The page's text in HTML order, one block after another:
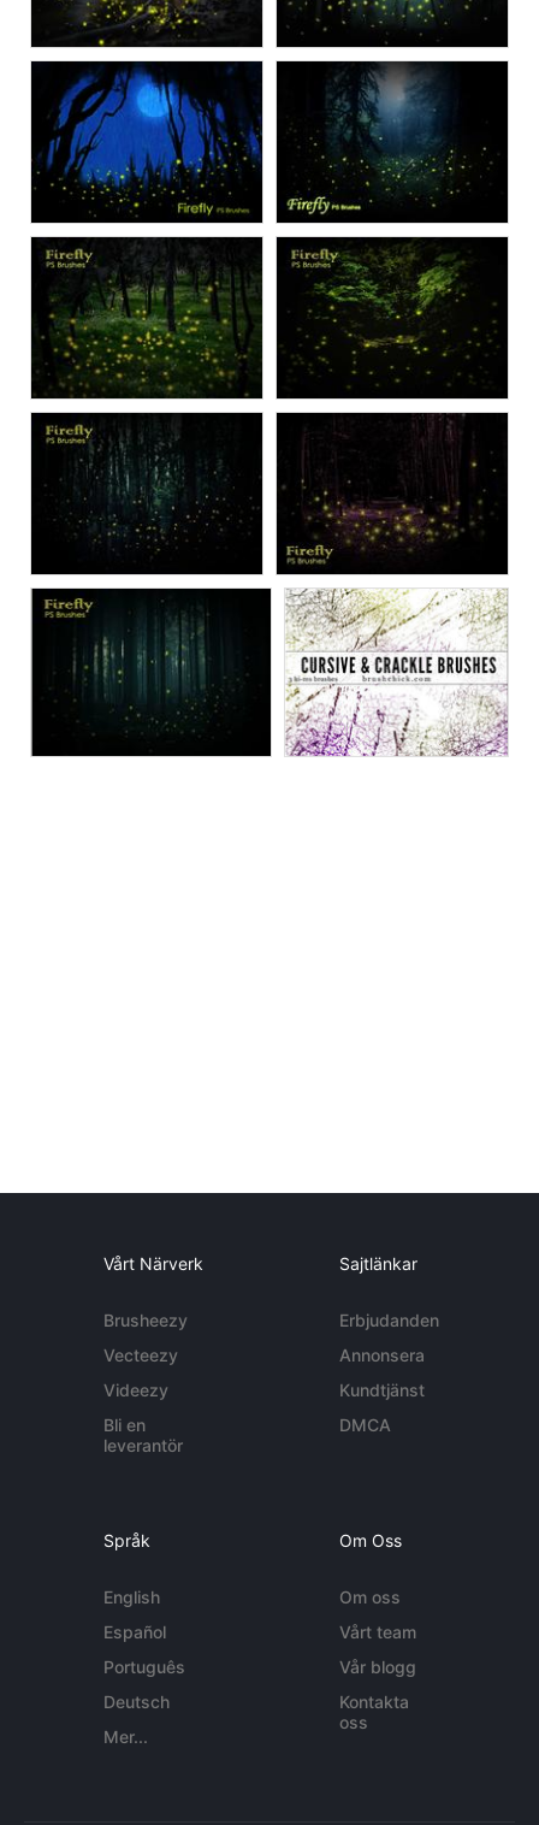
Vårt Närverk
Brusheezy
Vecteezy
Videezy
Bli en
leverantör
Sajtlänkar
Erbjudanden
Annonsera
Kundtjänst
DMCA
Språk
English
Español
Português
Deutsch
Mer...
Om Oss
Om oss
Vårt team
Vår blogg
Kontakta
oss